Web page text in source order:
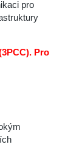
pro
Pro